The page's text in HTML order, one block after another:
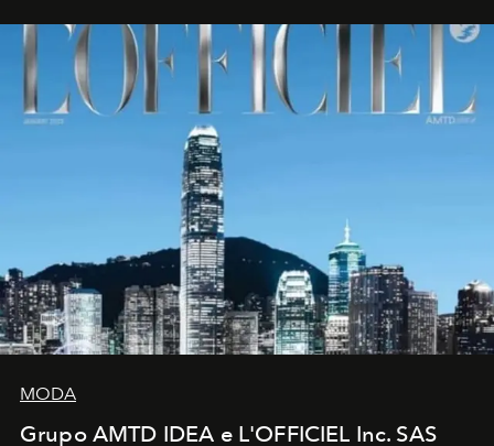
MODA
Grupo AMTD IDEA e L'OFFICIEL Inc. SAS